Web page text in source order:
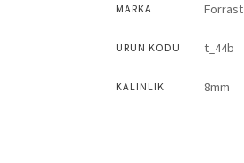
MARKA Forrast
ÜRÜN KODU t_44b
KALINLIK 8mm